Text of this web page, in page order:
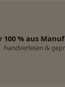
100 % aus
handverlesen &